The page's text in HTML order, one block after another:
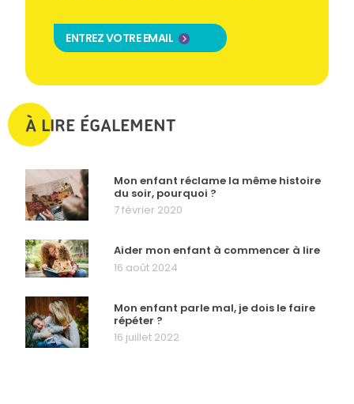
ENTREZ VOTRE EMAIL
À LIRE ÉGALEMENT
Mon enfant réclame la même histoire
du soir, pourquoi ?
7 février 2020
Aider mon enfant à commencer à lire
16 août 2024
Mon enfant parle mal, je dois le faire
répéter ?
16 juillet 2022